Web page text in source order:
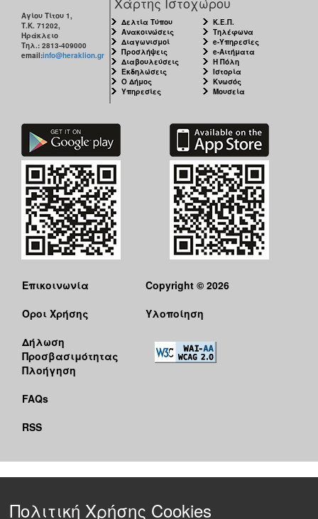
Αγίου Τίτου 1,
Τ.Κ. 71202,
Ηράκλειο
Τηλ.: 2813-409000
email:info@heraklion.gr
Δελτία Τύπου
Ανακοινώσεις
Διαγωνισμοί
Προσλήψεις
Διαβουλεύσεις
Εκδηλώσεις
Ο Δήμος
Υπηρεσίες
Κ.Ε.Π.
Τηλέφωνα
e-Υπηρεσίες
e-Αιτήματα
Η Πόλη
Ιστορία
Κνωσός
Μουσεία
Επικοινωνία
Όροι Χρήσης
Δήλωση
Προσβασιμότητας
Πλοήγηση
FAQs
RSS
Copyright © 2026
Υλοποίηση
Πολιτική Χρήσης Cookies